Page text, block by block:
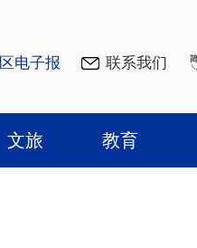
电子报 联系我们
文旅 教育